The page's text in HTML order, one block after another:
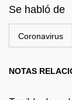
Se habló de
Coronavirus
NOTAS